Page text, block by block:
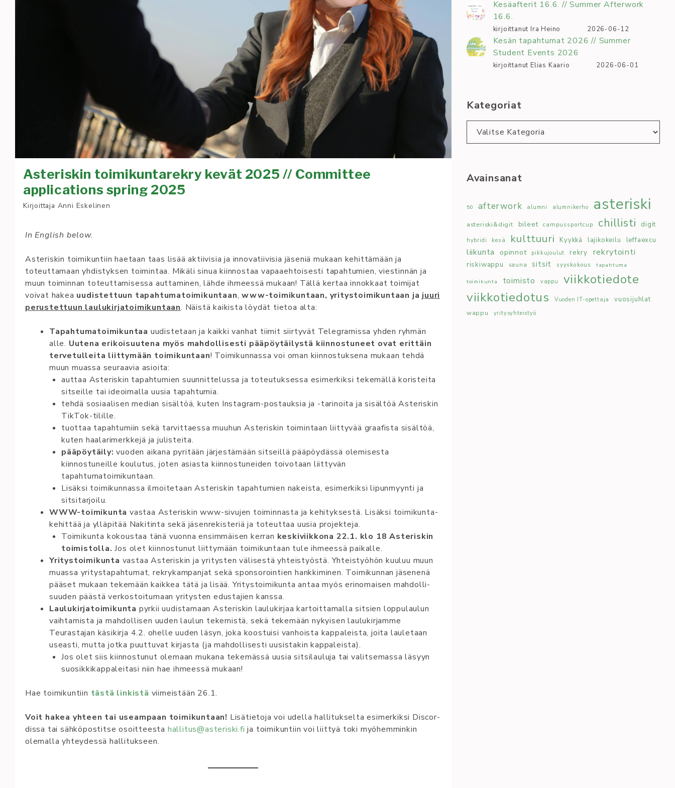
Asteriskin toimikuntarekry kevät 2025 // Committee
applications spring 2025
Kirjoittaja Anni Eskelinen
In English below.
Asteriskin toimikuntiin haetaan taas lisää aktiivisia ja innovatiivisia jäseniä mukaan kehittämään ja
toteuttamaan yhdistyksen toimintaa. Mikäli sinua kiinnostaa vapaaehtoisesti tapahtumien, viestinnän ja
muun toiminnan toteuttamisessa auttaminen, lähde ihmeessä mukaan! Tällä kertaa innokkaat toimijat
voivat hakea uudistettuun tapahtumatoimikuntaan, www-toimikuntaan, yritystoimikuntaan ja juuri
perustettuun laulukirjatoimikuntaan. Näistä kaikista löydät tietoa alta:
Ta­pah­tu­ma­toi­mi­kun­taa uudistetaan ja kaikki vanhat tiimit siirtyvät Telegramissa yhden ryhmän
alle. Uutena erikoisuutena myös mahdollisesti pääpöytäilystä kiinnostuneet ovat erittäin
tervetulleita liittymään toimikuntaan! Toimikunnassa voi oman kiinnostuksena mukaan tehdä
muun muassa seuraavia asioita:
auttaa Asteriskin tapahtumien suunnittelussa ja toteutuksessa esimerkiksi tekemällä koristeita
sitseille tai ideoimalla uusia tapahtumia.
tehdä so­siaa­li­­sen­ me­dian sisältöä, ku­ten Ins­tag­ra­m-po­s­tau­k­sia­ ja -ta­ri­no­ita ja sisältöä Asteriskin
TikTok-tilille.
tuottaa tapahtumiin sekä tarvittaessa muuhun Asteriskin toimintaan liittyvää graafista sisältöä,
kuten haalarimerkkejä ja julisteita.
pääpöytäily: vuoden aikana pyritään järjestämään sitseillä pääpöydässä olemisesta
kiinnostuneille koulutus, joten asiasta kiinnostuneiden toivotaan liittyvän
tapahtumatoimikuntaan.
Lisäksi toimikunnassa ilmoitetaan Asteriskin tapahtumien nakeista, esimerkiksi lipunmyynti ja
sitsitarjoilu.
WWW-toi­mi­ku­n­ta­ vas­ta­a As­te­ri­s­kin­ www-si­vu­je­n toi­min­na­s­ta­ ja ke­hi­ty­k­ses­­tä. Li­säks­i toi­mi­ku­n­ta­
ke­hit­tä­ä ja yl­läp­it­ää Na­ki­ti­n­ta­ se­kä jäs­enr­ek­ist­er­iä ja toteuttaa uusia projekteja.
Toimikunta kokoustaa tänä vuonna ensimmäisen kerran keskiviikkona 22.1. klo 18 Asteriskin
toimistolla. Jos olet kiinnostunut liittymään toimikuntaan tule ihmeessä paikalle.
Yri­tys­to­i­mi­kun­ta­ vas­taa As­te­ri­s­kin­ ja yri­tys­te­n väl­is­est­ä yh­teis­ty­öst­ä. Yh­teis­ty­öh­ön kuu­luu muun
muas­sa yri­tys­ta­­pah­­tu­mat, rek­ry­ka­m­pan­­jat­ se­kä spon­so­ro­in­tie­n hank­ki­mi­­nen­. Toi­mi­ku­n­nan­ jäs­en­en­ä
pääse­­t mu­kaan te­ke­mä­än kaik­kea tät­ä ja li­sää. Yri­tys­to­i­mi­kun­ta­ an­taa myös eri­no­ma­i­sen­ mah­dol­li­­
suu­­den­ päästä­­ ver­kos­to­i­tu­maan­ yri­tys­te­n edus­ta­ji­en kans­sa.
Laulukirjatoimikunta pyrkii uudistamaan Asteriskin laulukirjaa kartoittamalla sitsien loppulaulun
vaihtamista ja mahdollisen uuden laulun tekemistä, sekä tekemään nykyisen laulukirjamme
Teurastajan käsikirja 4.2. ohelle uuden läsyn, joka koostuisi vanhoista kappaleista, joita lauletaan
useasti, mutta jotka puuttuvat kirjasta (ja mahdollisesti uusistakin kappaleista).
Jos olet siis kiinnostunut olemaan mukana tekemässä uusia sitsilauluja tai valitsemassa läsyyn
suosikkikappaleitasi niin hae ihmeessä mukaan!
Hae toimikuntiin tästä linkistä viimeistään 26.1.
Voit ha­kea yh­teen tai useam­paan toi­mi­kun­taan! Li­sät­iet­oj­a voi udel­la hal­li­tu­k­sel­­ta­ esi­mer­ki­k­si­ Dis­cor­
di­s­sa­ tai sähk­öposti­tse­ osoit­tees­ta­ hal­li­tu­s@as­te­ris­ki.fi­ ja toimikuntiin voi liittyä toki myöhemminkin
olemalla yhteydessä hallitukseen.
Kesäafterit 16.6. // Summer Afterwork
16.6.
kirjoittanut Ira Heino 2026-06-12
Kesän tapahtumat 2026 // Summer
Student Events 2026
kirjoittanut Elias Kaario 2026-06-01
Kategoriat
Kategoriat
Avainsanat
50 afterwork alumni alumnikerho asteriski
asteriski&digit bileet campussportcup chillisti digit
hybridi kesä kulttuuri Kyykkä lajikokeilu leffaexcu
liikunta opinnot pikkujoulut rekry rekrytointi
riskiwappu sauna sitsit syyskokous tapahtuma
toimikunta toimisto vappu
viikkotiedote
viikkotiedotus
Vuoden IT-opettaja vuosijuhlat
wappu yritysyhteistyö